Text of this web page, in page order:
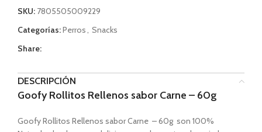
SKU: 7805505009229
Categorías:Perros, Snacks
Share:
DESCRIPCIÓN
Goofy Rollitos Rellenos sabor Carne – 60g
Goofy Rollitos Rellenos sabor Carne – 60g son 100%